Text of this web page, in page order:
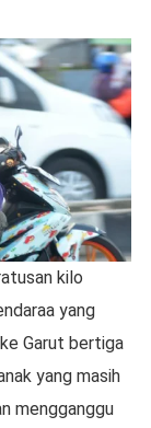
kilo
yang
Garut bertiga
yang masih
mengganggu